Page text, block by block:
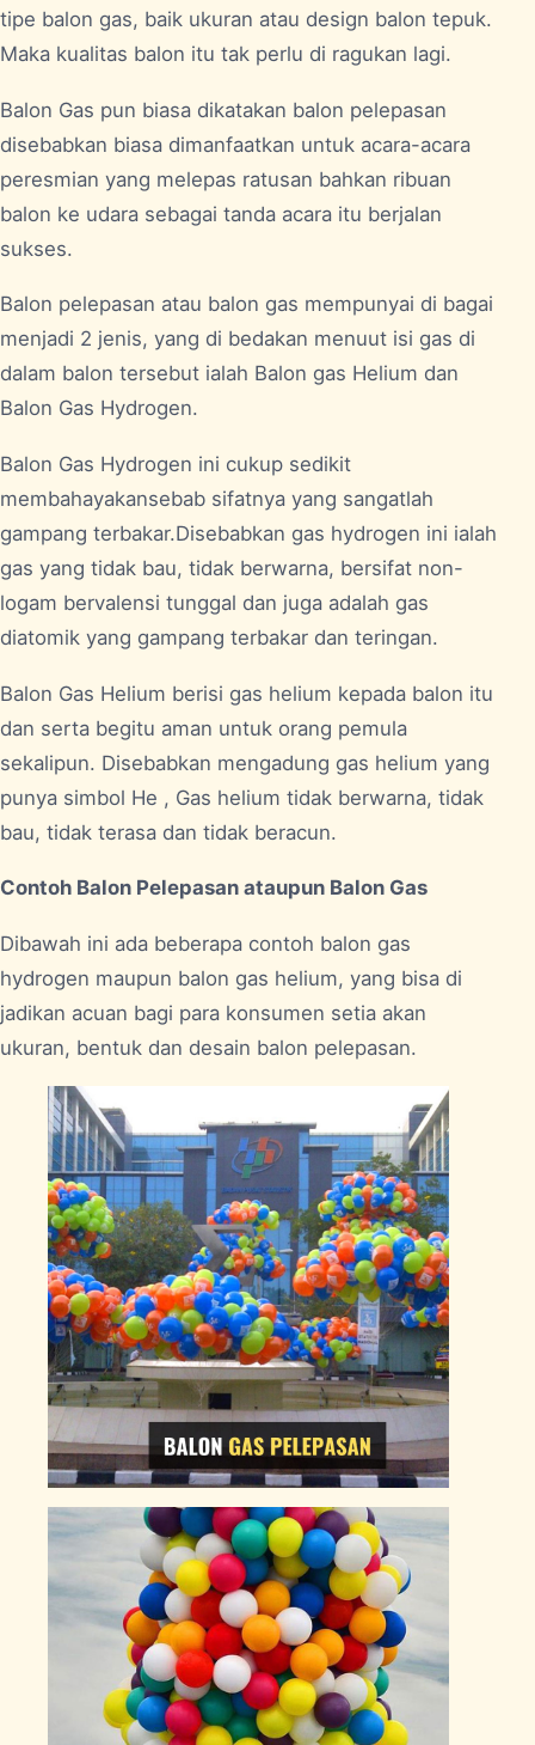
tipe balon gas, baik ukuran atau design balon tepuk.
Maka kualitas balon itu tak perlu di ragukan lagi.
Balon Gas pun biasa dikatakan balon pelepasan
disebabkan biasa dimanfaatkan untuk acara-acara
peresmian yang melepas ratusan bahkan ribuan
balon ke udara sebagai tanda acara itu berjalan
sukses.
Balon pelepasan atau balon gas mempunyai di bagai
menjadi 2 jenis, yang di bedakan menuut isi gas di
dalam balon tersebut ialah Balon gas Helium dan
Balon Gas Hydrogen.
Balon Gas Hydrogen ini cukup sedikit
membahayakansebab sifatnya yang sangatlah
gampang terbakar.Disebabkan gas hydrogen ini ialah
gas yang tidak bau, tidak berwarna, bersifat non-
logam bervalensi tunggal dan juga adalah gas
diatomik yang gampang terbakar dan teringan.
Balon Gas Helium berisi gas helium kepada balon itu
dan serta begitu aman untuk orang pemula
sekalipun. Disebabkan mengadung gas helium yang
punya simbol He , Gas helium tidak berwarna, tidak
bau, tidak terasa dan tidak beracun.
Contoh Balon Pelepasan ataupun Balon Gas
Dibawah ini ada beberapa contoh balon gas
hydrogen maupun balon gas helium, yang bisa di
jadikan acuan bagi para konsumen setia akan
ukuran, bentuk dan desain balon pelepasan.